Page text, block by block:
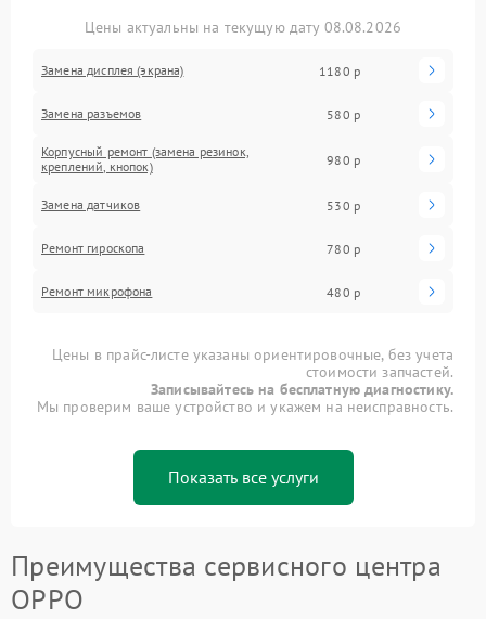
Цены актуальны на текущую дату 08.08.2026
Замена дисплея (экрана) 1180 р
Замена разъемов 580 р
Корпусный ремонт (замена резинок,
креплений, кнопок)
980 р
Замена датчиков 530 р
Ремонт гироскопа 780 р
Ремонт микрофона 480 р
Цены в прайс-листе указаны ориентировочные, без учета
стоимости запчастей.
Записывайтесь на бесплатную диагностику.
Мы проверим ваше устройство и укажем на неисправность.
Показать все услуги
Преимущества сервисного центра
OPPO